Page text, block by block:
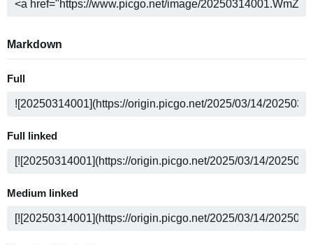
Markdown
Full
Full linked
Medium linked